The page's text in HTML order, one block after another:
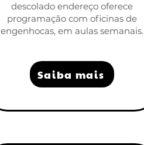
descolado endereço oferece
programação com oficinas de
engenhocas, em aulas semanais.
Saiba mais